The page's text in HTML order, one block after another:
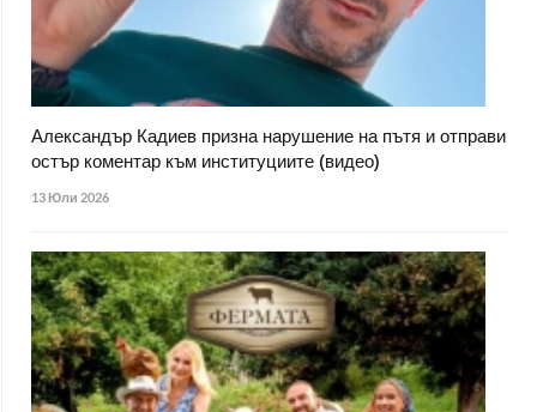
Александър Кадиев призна нарушение на пътя и отправи
остър коментар към институциите (видео)
13 Юли 2026